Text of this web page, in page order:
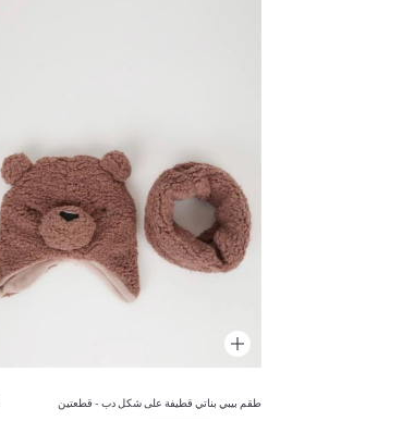
طقم بيبي بناتي قطيفة على شكل دب - قطعتين